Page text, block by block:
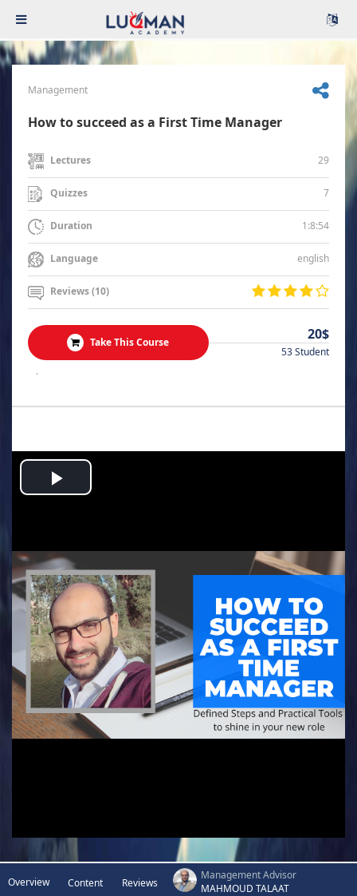
Management
How to succeed as a First Time Manager
Lectures 29
Quizzes 7
Duration 1:8:54
Language english
Reviews (10)
Take This Course 20$
53 Student
.
Play
Overview Content Reviews
Management Advisor
MAHMOUD TALAAT